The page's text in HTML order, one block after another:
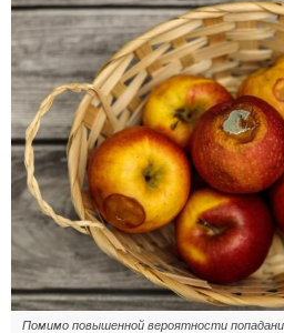
Помимо повышенной вероятности